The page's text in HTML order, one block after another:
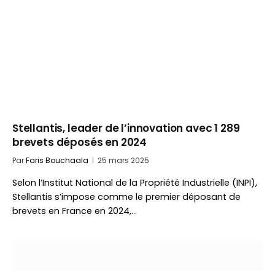
Stellantis, leader de l’innovation avec 1 289
brevets déposés en 2024
ParFaris Bouchaala 25 mars 2025
Selon l’Institut National de la Propriété Industrielle (INPI),
Stellantis s’impose comme le premier déposant de
brevets en France en 2024,…